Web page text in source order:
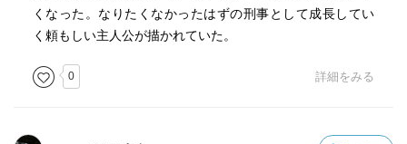
くなった。なりたくなかったはずの刑事として成長してい
く頼もしい主人公が描かれていた。
0 詳細をみる